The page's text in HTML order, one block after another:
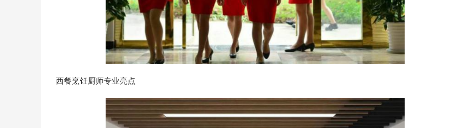
西餐烹饪厨师专业亮点